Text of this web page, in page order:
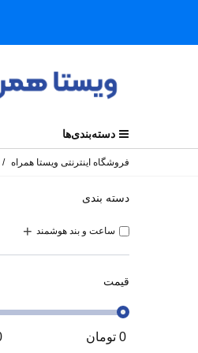
دسته‌بندی‌ها
فروشگاه اینترنتی ویستا همراه /
دسته بندی
ساعت و بند هوشمند +
قیمت
0 تومان